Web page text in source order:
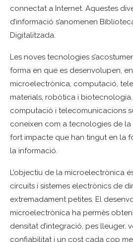
connectat a Internet. Aquestes
d’informació s’anomenen
Digitalitzada.
Les noves tecnologies
forma en que es desenvolupen,
microelectrònica, computació,
materials, robòtica i
computació i telecomunicacions
coneixen com a tecnologies de
fort impacte que han tingut en la
la informació.
L’objectiu de la microelectrònica
circuits i sistemes electrònics de
extremadament petites. El
microelectrònica ha permès
densitat d’integració, pes lleuger,
confiabilitat i un cost cada cop